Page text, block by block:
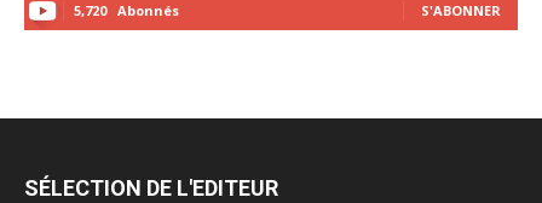
5,720 Abonnés S'ABONNER
SÉLECTION DE L'EDITEUR